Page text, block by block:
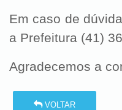
Em caso de
a Prefeitura (41)
Agradecemos a
VOLTAR